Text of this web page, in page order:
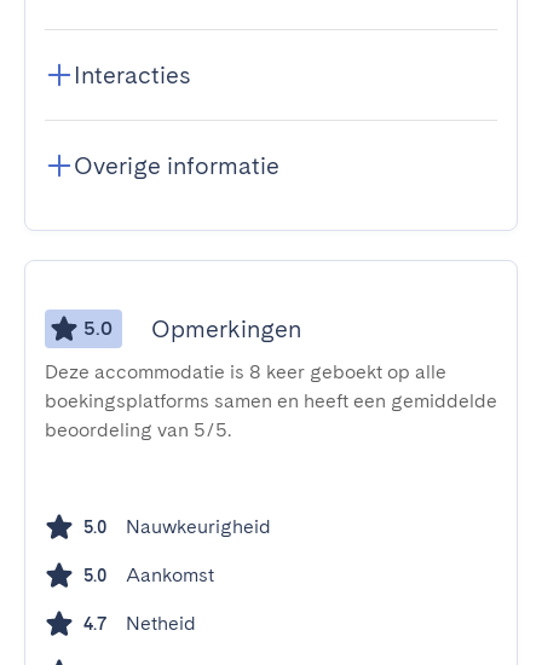
Interacties
Overige informatie
5.0 Opmerkingen
Deze accommodatie is 8 keer geboekt op alle
boekingsplatforms samen en heeft een gemiddelde
beoordeling van 5/5.
5.0 Nauwkeurigheid
5.0 Aankomst
4.7 Netheid